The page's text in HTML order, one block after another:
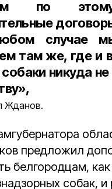
по
случае
там же, где и
никуда
Жданов.
предложил
белгородцам,
собак, и